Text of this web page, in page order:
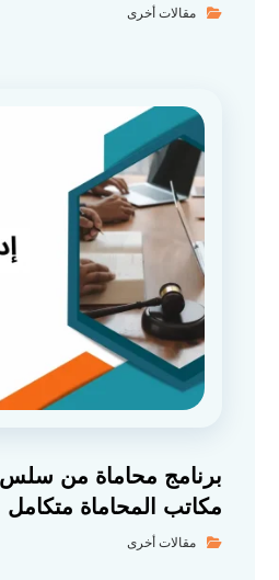
مقالات أخرى
مكاتب المحاماة متكامل
مقالات أخرى